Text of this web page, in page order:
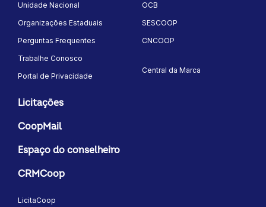
Unidade Nacional
Organizações Estaduais
Perguntas Frequentes
Trabalhe Conosco
Portal de Privacidade
OCB
SESCOOP
CNCOOP
Central da Marca
Licitações
CoopMail
Espaço do conselheiro
CRMCoop
LicitaCoop